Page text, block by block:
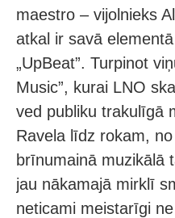
maestro – vijolnieks
atkal ir savā
„UpBeat”. Turpinot
Music”, kurai LNO
ved publiku trakulīgā
Ravela līdz rokam,
brīnumainā muzikālā
jau nākamajā mirklī
neticami meistarīgi